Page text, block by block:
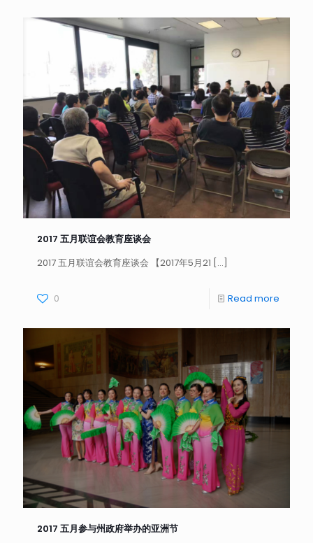
2017 五月联谊会教育座谈会
2017 五月联谊会教育座谈会 【2017年5月21 […]
0 Read more
2017 五月参与州政府举办的亚洲节